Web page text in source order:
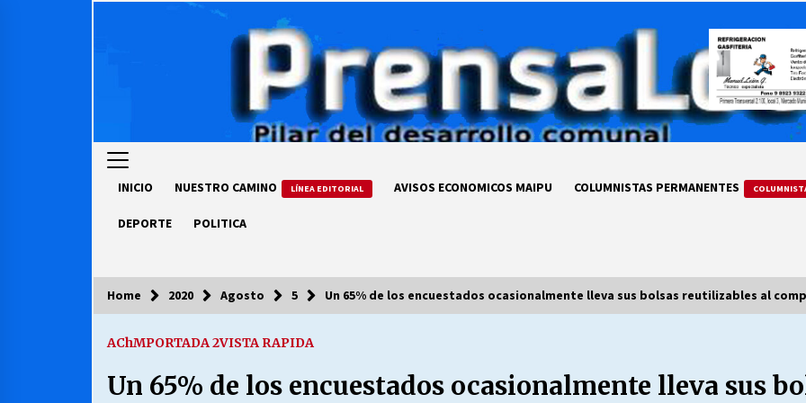
INICIO NUESTRO CAMINO LÍNEA EDITORIAL AVISOS ECONOMICOS MAIPU COLUMNISTAS PERMANENTES
DEPORTE POLITICA
COLUMNISTA
luz… ¿Y cuándo van a bajar?
03/08/2026
69 AÑOS DE HISTORIA
28/07/2026
Home 2020 Agosto 5 Un 65% de los encuestados ocasionalmente lleva sus bolsas reutilizables al
AChMPORTADA 2VISTA RAPIDA
Un 65% de los encuestados ocasionalmente lleva sus